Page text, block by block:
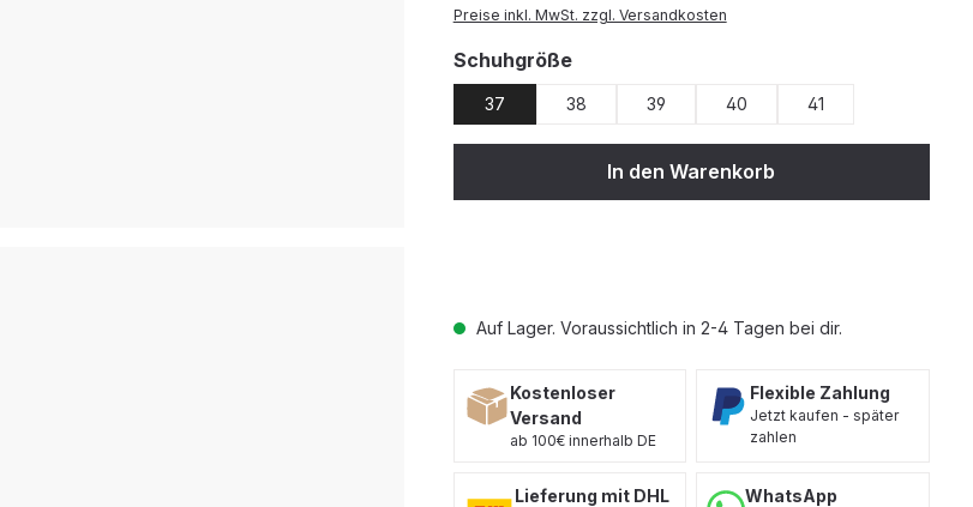
Preise inkl. MwSt. zzgl. Versandkosten
Auf Lager. Voraussichtlich in 2-4 Tagen bei dir.
Schuhgrößeauswählen
37 38 39 40 41
In den Warenkorb
Kostenloser
Versand
ab 100€ innerhalb DE
Flexible Zahlung
Jetzt kaufen - später
zahlen
Lieferung mit DHL
WhatsApp